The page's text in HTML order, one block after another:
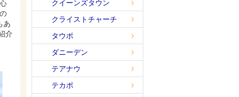
あ
介
クイーンズタウン
クライストチャーチ
タウポ
ダニーデン
テアナウ
テカポ